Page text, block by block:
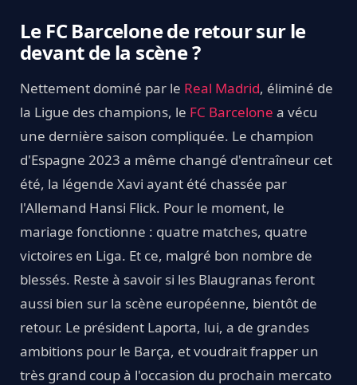
Le FC Barcelone de retour sur le
devant de la scène ?
Nettement dominé par le Real Madrid, éliminé de
la Ligue des champions, le FC Barcelone a vécu
une dernière saison compliquée. Le champion
d'Espagne 2023 a même changé d'entraîneur cet
été, la légende Xavi ayant été chassée par
l'Allemand Hansi Flick. Pour le moment, le
mariage fonctionne : quatre matches, quatre
victoires en Liga. Et ce, malgré bon nombre de
blessés. Reste à savoir si les Blaugranas feront
aussi bien sur la scène européenne, bientôt de
retour. Le président Laporta, lui, a de grandes
ambitions pour le Barça, et voudrait frapper un
très grand coup à l'occasion du prochain mercato